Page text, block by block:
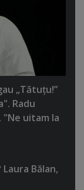
„Tătuţu!”
Radu
uitam la
Bălan,